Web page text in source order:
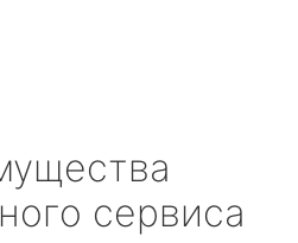
сервиса